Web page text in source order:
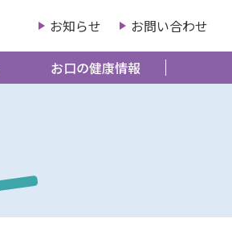
お知らせ お問い合わせ
お口の健康情報